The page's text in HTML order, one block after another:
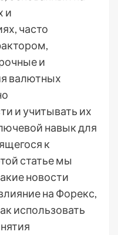
и
часто
и
валютных
и учитывать их
навык для
к
статье мы
новости
на Форекс,
использовать